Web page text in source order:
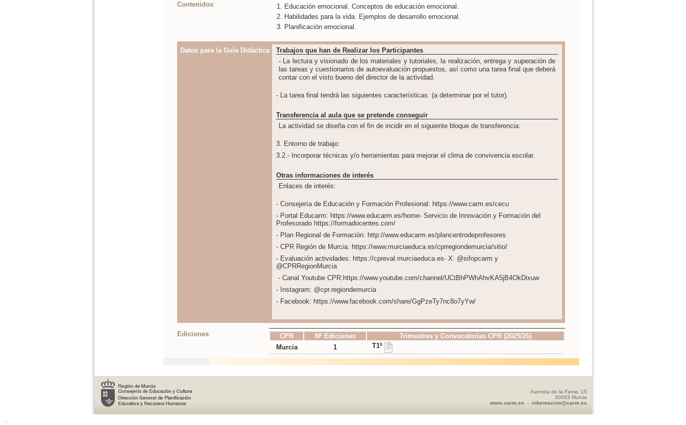
Contenidos:
Educación emocional. Conceptos de educación emocional.
Habilidades para la vida. Ejemplos de desarrollo emocional.
Planificación emocional.
Datos para la Guía Didáctica:
Trabajos que han de Realizar los Participantes
- La lectura y visionado de los materiales y tutoriales, la realización, entrega y superación de
las tareas y cuestionarios de autoevaluación propuestos, así como una tarea final que deberá
contar con el visto bueno del director de la actividad.
- La tarea final tendrá las siguientes características: (a determinar por el tutor).
Transferencia al aula que se pretende conseguir
La actividad se diseña con el fin de incidir en el siguiente bloque de transferencia:
3. Entorno de trabajo:
3.2.- Incorporar técnicas y/o herramientas para mejorar el clima de convivencia escolar.
Otras informaciones de interés
Enlaces de interés:
- Consejería de Educación y Formación Profesional: https://www.carm.es/cecu
- Portal Educarm: https://www.educarm.es/home- Servicio de Innovación y Formación del
Profesorado https://formadocentes.com/
- Plan Regional de Formación: http://www.educarm.es/plancentrodeprofesores
- CPR Región de Murcia: https://www.murciaeduca.es/cprregiondemurcia/sitio/
- Evaluación actividades: https://cpreval.murciaeduca.es- X: @sifopcarm y
@CPRRegionMurcia
- Canal Youtube CPR:https://www.youtube.com/channel/UCtBhPWhAhvKA5jB4OkDixuw
- Instagram: @cpr.regiondemurcia
- Facebook: https://www.facebook.com/share/GgPzeTy7nc8o7yYw/
Ediciones: CPR Nº Ediciones
Trimestres y Convocatorias CPR (2025/26)
Murcia
1 T1º
Avenida de la Fama, 15
30003 Murcia
www.carm.es
- informacion@carm.es
o